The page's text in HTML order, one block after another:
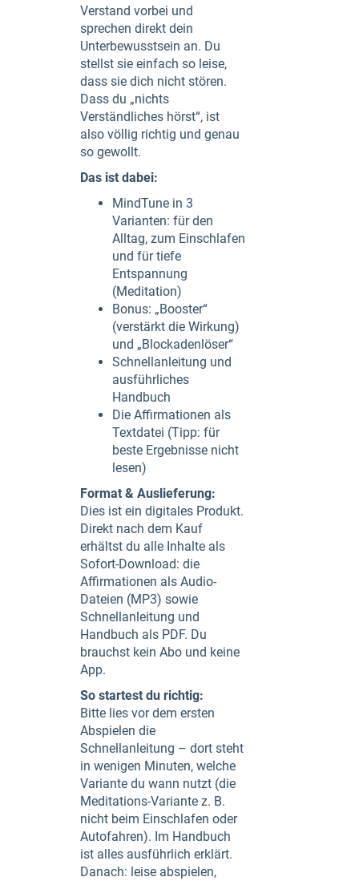
Verstand vorbei und
sprechen direkt dein
Unterbewusstsein an. Du
stellst sie einfach so leise,
dass sie dich nicht stören.
Dass du „nichts
Verständliches hörst“, ist
also völlig richtig und genau
so gewollt.
Das ist dabei:
MindTune in 3
Varianten: für den
Alltag, zum Einschlafen
und für tiefe
Entspannung
(Meditation)
Bonus: „Booster“
(verstärkt die Wirkung)
und „Blockadenlöser“
Schnellanleitung und
ausführliches
Handbuch
Die Affirmationen als
Textdatei (Tipp: für
beste Ergebnisse nicht
lesen)
Format & Auslieferung:
Dies ist ein digitales Produkt.
Direkt nach dem Kauf
erhältst du alle Inhalte als
Sofort-Download: die
Affirmationen als Audio-
Dateien (MP3) sowie
Schnellanleitung und
Handbuch als PDF. Du
brauchst kein Abo und keine
App.
So startest du richtig:
Bitte lies vor dem ersten
Abspielen die
Schnellanleitung – dort steht
in wenigen Minuten, welche
Variante du wann nutzt (die
Meditations-Variante z. B.
nicht beim Einschlafen oder
Autofahren). Im Handbuch
ist alles ausführlich erklärt.
Danach: leise abspielen,